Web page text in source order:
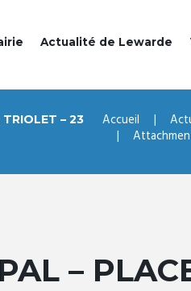
Actualité de Lewarde
TRIOLET – 23
Accueil
–